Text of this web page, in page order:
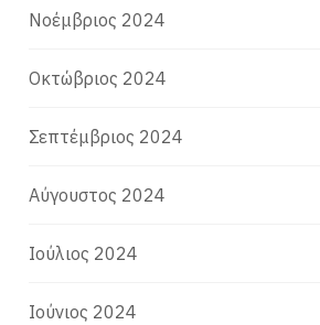
Νοέμβριος 2024
Οκτώβριος 2024
Σεπτέμβριος 2024
Αύγουστος 2024
Ιούλιος 2024
Ιούνιος 2024